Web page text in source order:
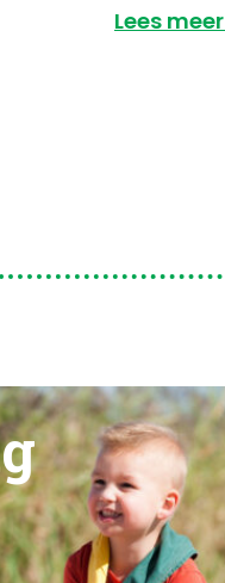
Lees meer